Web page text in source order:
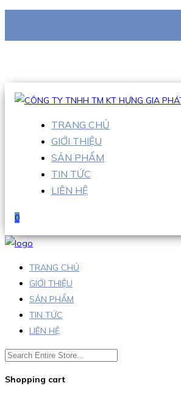
Hotline:0938 710 079
TRANG CHỦ
GIỚI THIỆU
SẢN PHẨM
TIN TỨC
LIÊN HỆ
0
TRANG CHỦ
GIỚI THIỆU
SẢN PHẨM
TIN TỨC
LIÊN HỆ
Shopping cart